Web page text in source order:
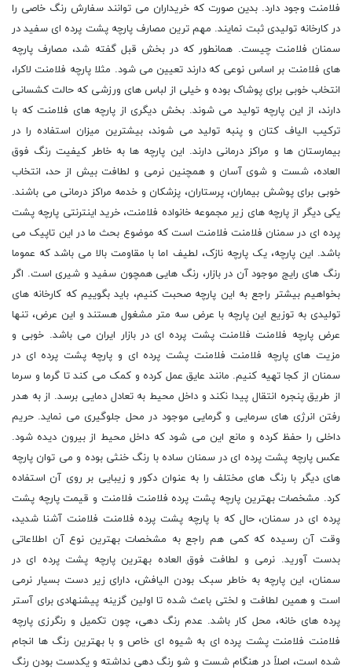
فلامنت وجود دارد. بدین صورت که خریداران می توانند سفارش رنگ خاصی را
در کارخانه تولیدی ثبت نمایند. مهم ترین مصارف پارچه پشت پرده ای سفید در
سمنان فلامنت چیست. همانطور که در بخش قبل گفته شد، مصارف پارچه
های فلامنت بر اساس نوعی که دارند تعیین می شود. مثلا پارچه فلامنت لاکرا،
انتخاب خوبی برای پوشاک بوده و خیلی از لباس های ورزشی که حالت کشسانی
دارند، از این پارچه تولید می شوند. بخش دیگری از پارچه های فلامنت که با
ترکیب الیاف کتان و پنبه تولید می شوند، بیشترین میزان استفاده را در
بیمارستان ها و مراکز درمانی دارند. این پارچه ها به خاطر کیفیت رنگ فوق
العاده، شست و شوی آسان و همچنین نرمی و لطافت بیش از حد، انتخاب
خوبی برای پوشش بیماران، پرستاران، پزشکان و خدمه مراکز درمانی می باشند.
یکی دیگر از پارچه های زیر مجموعه خانواده فلامنت، خرید اینترنتی پارچه پشت
پرده ای در سمنان فلامنت فلامنت است که موضوع بحث ما در این تاپیک می
باشد. این پارچه، یک پارچه نازک، لطیف اما با مقاومت بالا می باشد که عموما
رنگ های رایج موجود آن در بازار، رنگ هایی همچون سفید و شیری است. اگر
بخواهیم بیشتر راجع به این پارچه صحبت کنیم، باید بگوییم که کارخانه های
تولیدی به توزیع این پارچه با عرض سه متر مشغول هستند و این عرض، تنها
عرض پارچه فلامنت فلامنت پشت پرده ای در بازار ایران می باشد. خوبی و
مزیت های پارچه فلامنت فلامنت پشت پرده ای و پارچه پشت پرده ای در
سمنان از کجا تهیه کنیم. مانند عایق عمل کرده و کمک می کند تا گرما و سرما
از طریق پنجره انتقال پیدا نکند و داخل محیط به تعادل دمایی برسد. از به هدر
رفتن انرژی های سرمایی و گرمایی موجود در محل جلوگیری می نماید. حریم
داخلی را حفظ کرده و مانع این می شود که داخل محیط از بیرون دیده شود.
عکس پارچه پشت پرده ای در سمنان ساده با رنگ خنثی بوده و می توان پارچه
های دیگر با رنگ های مختلف را به عنوان دکور و زیبایی بر روی آن استفاده
کرد. مشخصات بهترین پارچه پشت پرده فلامنت فلامنت و قیمت پارچه پشت
پرده ای در سمنان، حال که با پارچه پشت پرده فلامنت فلامنت آشنا شدید،
وقت آن رسیده که کمی هم راجع به مشخصات بهترین نوع آن اطلاعاتی
بدست آورید. نرمی و لطافت فوق العاده بهترین پارچه پشت پرده ای در
سمنان، این پارچه به خاطر سبک بودن الیافش، دارای زیر دست بسیار نرمی
است و همین لطافت و لختی باعث شده تا اولین گزینه پیشنهادی برای آستر
پرده های خانه، محل کار باشد. عدم رنگ دهی، چون تکمیل و رنگرزی پارچه
فلامنت فلامنت پشت پرده ای به شیوه ای خاص و با بهترین رنگ ها انجام
شده است، اصلاً در هنگام شست و شو رنگ دهی نداشته و یکدست بودن رنگ